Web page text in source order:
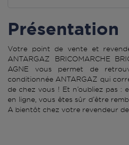
Présentation
Votre point de vente et
ANTARGAZ BRICOMARCHE
AGNE vous permet de
conditionnée ANTARGAZ qui
de chez vous ! Et n’oubliez pas :
en ligne, vous êtes sûr d’être
A bientôt chez votre revendeur